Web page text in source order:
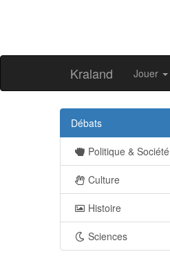
Kraland Jouer
Débats
Politique & Société
Culture
Histoire
Sciences